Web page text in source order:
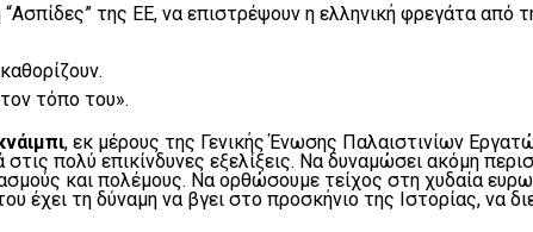
της ΕΕ, να επιστρέψουν η ελληνική φρεγάτα
τόπο του».
, εκ μέρους της Γενικής Ένωσης Παλαιστινίων
πολύ επικίνδυνες εξελίξεις. Να δυναμώσει ακόμη
και πολέμους. Να ορθώσουμε τείχος στη χυδαία
τη δύναμη να βγει στο προσκήνιο της Ιστορίας, να